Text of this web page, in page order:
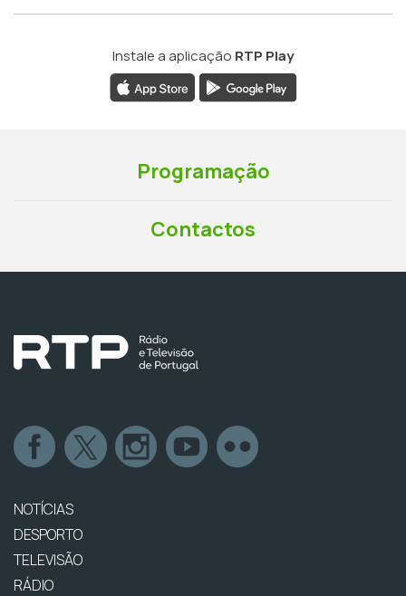
Instale a aplicação RTP Play
Programação
Contactos
NOTÍCIAS
DESPORTO
TELEVISÃO
RÁDIO